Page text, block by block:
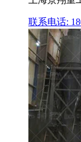
联系电话: